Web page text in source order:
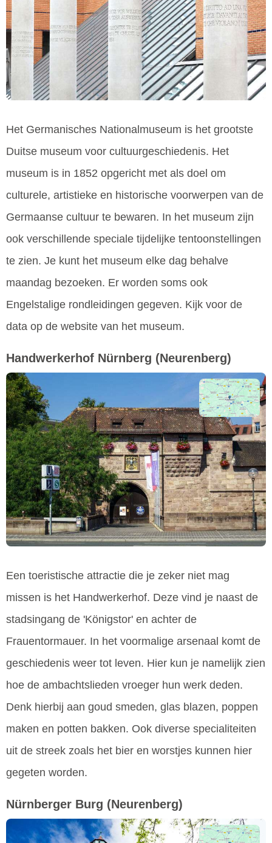
Het Germanisches Nationalmuseum is het grootste
Duitse museum voor cultuurgeschiedenis. Het
museum is in 1852 opgericht met als doel om
culturele, artistieke en historische voorwerpen van de
Germaanse cultuur te bewaren. In het museum zijn
ook verschillende speciale tijdelijke tentoonstellingen
te zien. Je kunt het museum elke dag behalve
maandag bezoeken. Er worden soms ook
Engelstalige rondleidingen gegeven. Kijk voor de
data op de website van het museum.
Handwerkerhof Nürnberg (Neurenberg)
Een toeristische attractie die je zeker niet mag
missen is het Handwerkerhof. Deze vind je naast de
stadsingang de 'Königstor' en achter de
Frauentormauer. In het voormalige arsenaal komt de
geschiedenis weer tot leven. Hier kun je namelijk zien
hoe de ambachtslieden vroeger hun werk deden.
Denk hierbij aan goud smeden, glas blazen, poppen
maken en potten bakken. Ook diverse specialiteiten
uit de streek zoals het bier en worstjes kunnen hier
gegeten worden.
Nürnberger Burg (Neurenberg)